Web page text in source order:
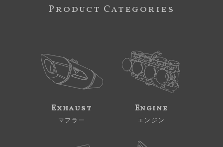
Product Categories
Exhaust
マフラー
Engine
エンジン